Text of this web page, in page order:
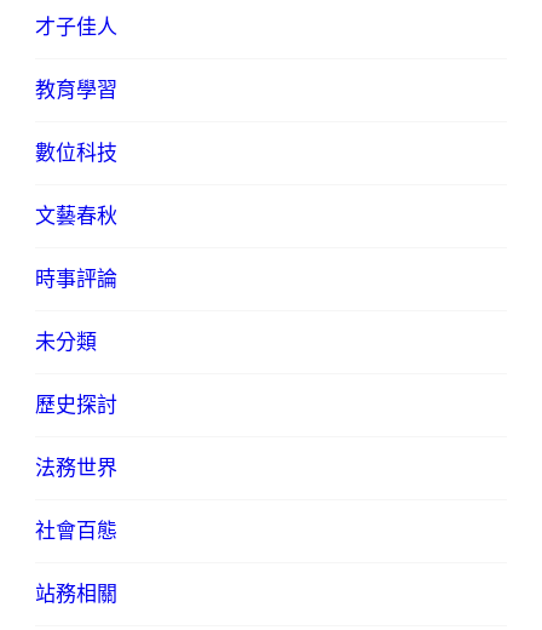
才子佳人
教育學習
數位科技
文藝春秋
時事評論
未分類
歷史探討
法務世界
社會百態
站務相關